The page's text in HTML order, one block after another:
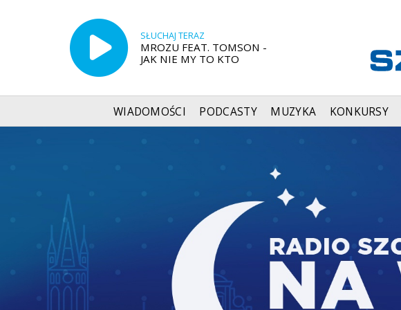
SŁUCHAJ TERAZ
MROZU FEAT. TOMSON -
JAK NIE MY TO KTO
WIADOMOŚCI PODCASTY MUZYKA KONKURSY